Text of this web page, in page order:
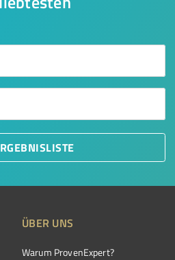
ÜBER UNS
Warum ProvenExpert?